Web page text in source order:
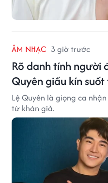
ÂM NHẠC 3 giờ trước
Rõ danh tính người
Quyên giấu kín
Lệ Quyên là giọng ca
từ khán giả.